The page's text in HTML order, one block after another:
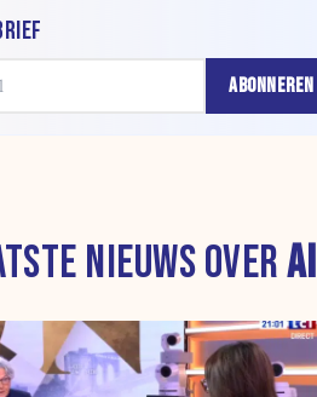
ABONNEREN
NIEUWS OVERAI